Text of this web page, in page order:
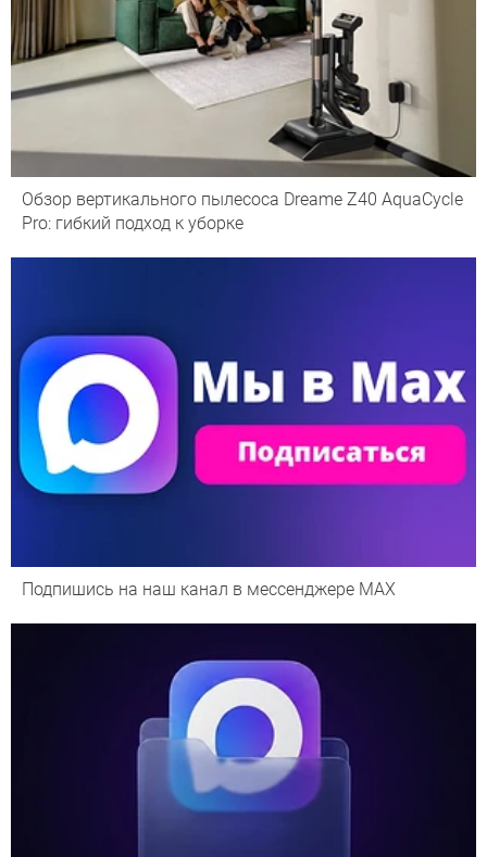
Обзор вертикального пылесоса Dreame Z40 AquaCycle
Pro: гибкий подход к уборке
Подпишись на наш канал в мессенджере МАХ